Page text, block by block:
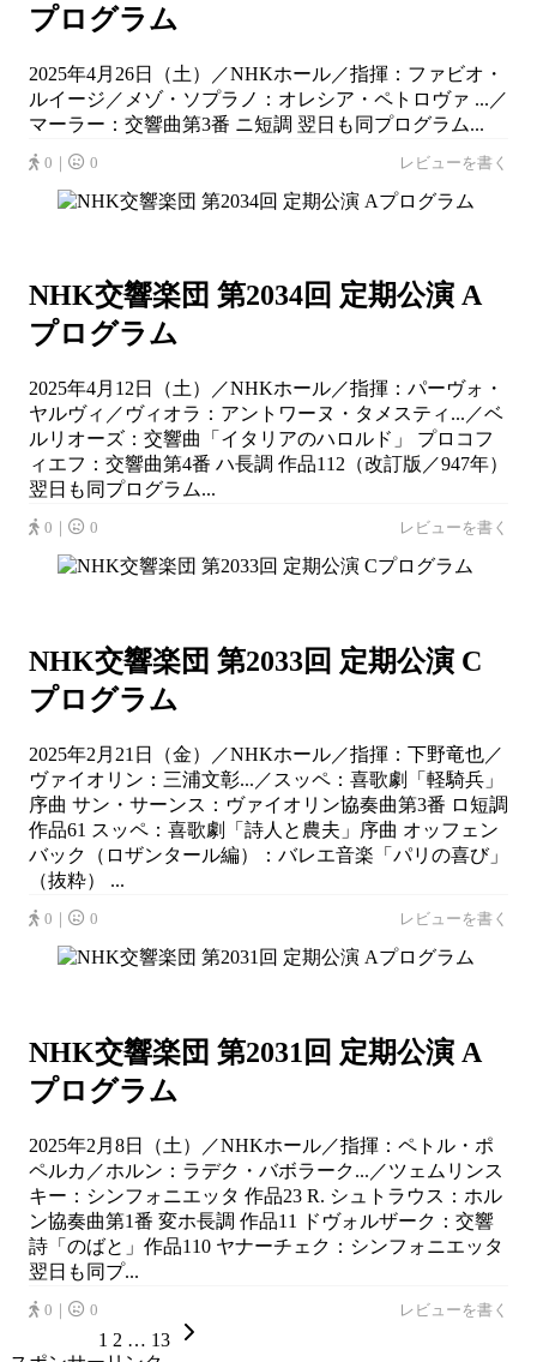
プログラム
2025年4月26日（土）／NHKホール／指揮：ファビオ・
ルイージ／メゾ・ソプラノ：オレシア・ペトロヴァ ...／
マーラー：交響曲第3番 ニ短調 翌日も同プログラム...
0｜ 0 レビューを書く
NHK交響楽団 第2034回 定期公演 A
プログラム
2025年4月12日（土）／NHKホール／指揮：パーヴォ・
ヤルヴィ／ヴィオラ：アントワーヌ・タメスティ...／ベ
ルリオーズ：交響曲「イタリアのハロルド」 プロコフ
ィエフ：交響曲第4番 ハ長調 作品112（改訂版／947年）
翌日も同プログラム...
0｜ 0 レビューを書く
NHK交響楽団 第2033回 定期公演 C
プログラム
2025年2月21日（金）／NHKホール／指揮：下野竜也／
ヴァイオリン：三浦文彰...／スッペ：喜歌劇「軽騎兵」
序曲 サン・サーンス：ヴァイオリン協奏曲第3番 ロ短調
作品61 スッペ：喜歌劇「詩人と農夫」序曲 オッフェン
バック（ロザンタール編）：バレエ音楽「パリの喜び」
（抜粋） ...
0｜ 0 レビューを書く
NHK交響楽団 第2031回 定期公演 A
プログラム
2025年2月8日（土）／NHKホール／指揮：ペトル・ポ
ペルカ／ホルン：ラデク・バボラーク...／ツェムリンス
キー：シンフォニエッタ 作品23 R. シュトラウス：ホル
ン協奏曲第1番 変ホ長調 作品11 ドヴォルザーク：交響
詩「のばと」作品110 ヤナーチェク：シンフォニエッタ
翌日も同プ...
0｜ 0 レビューを書く
1 2 … 13